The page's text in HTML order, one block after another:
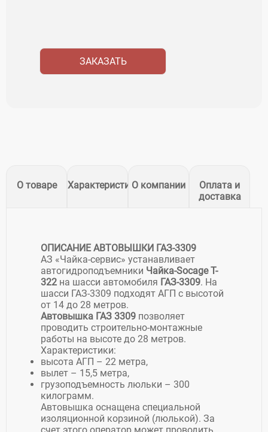
ЗАКАЗАТЬ
О товаре ХарактеристикиО компании
Оплата и
доставка
ОПИСАНИЕ АВТОВЫШКИ ГАЗ-3309
АЗ «Чайка-сервис» устанавливает
автогидроподъемники Чайка-Socage T-
322 на шасси автомобиля ГАЗ-3309. На
шасси ГАЗ-3309 подходят АГП с высотой
от 14 до 28 метров.
Автовышка ГАЗ 3309 позволяет
проводить строительно-монтажные
работы на высоте до 28 метров.
Характеристики:
высота АГП – 22 метра,
вылет – 15,5 метра,
грузоподъемность люльки – 300
килограмм.
Автовышка оснащена специальной
изоляционной корзиной (люлькой). За